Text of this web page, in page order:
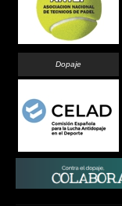
Dopaje